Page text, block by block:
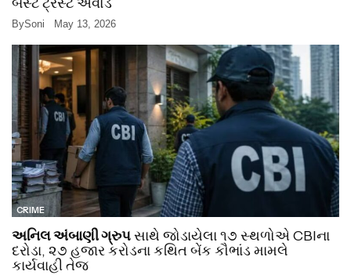
BySoni May 13, 2026
CRIME
અનિલ અંબાણી ગ્રુપસાથે જોડાયેલા ૧૭ સ્થળોએ CBIના
દરોડા, ૨૭ હજાર કરોડના કથિત બેંક કૌભાંડ મામલે
કાર્યવાહી તેજ